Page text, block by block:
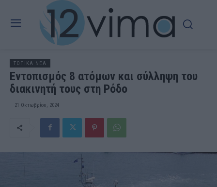
ΤΟΠΙΚΑ ΝΕΑ
Εντοπισμός 8 ατόμων και σύλληψη του
διακινητή τους στη Ρόδο
21 Οκτωβρίου, 2024